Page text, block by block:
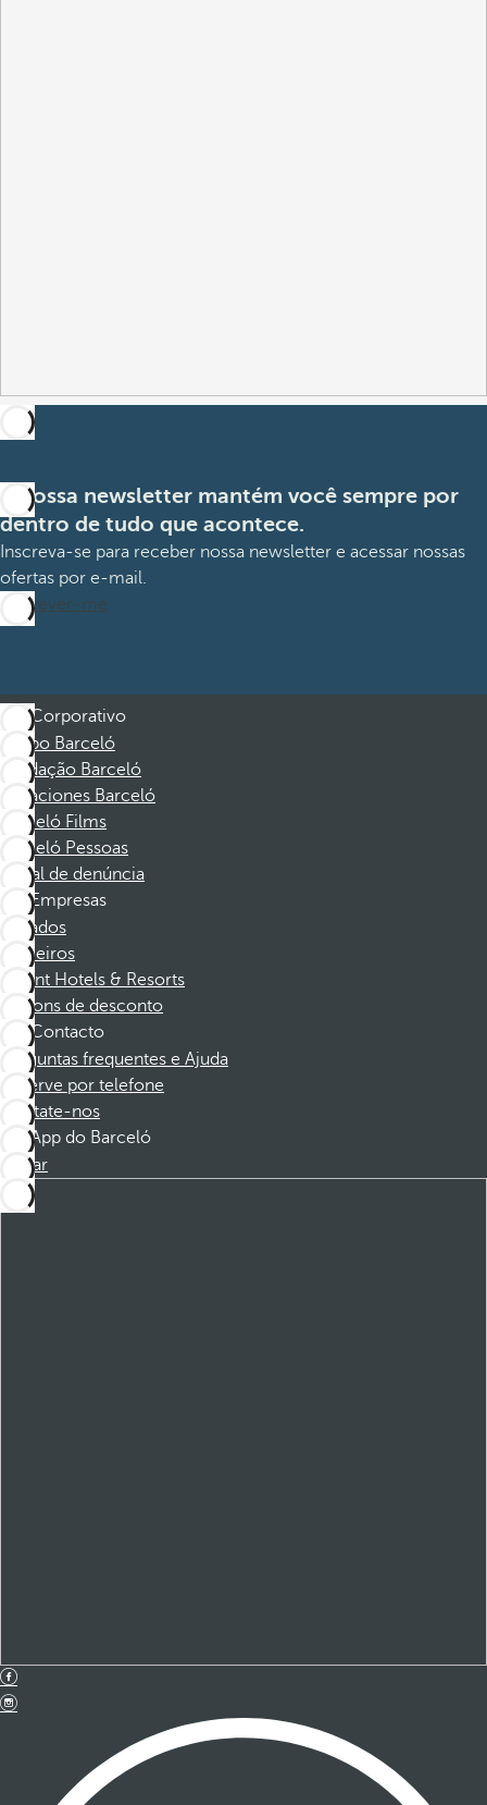
A nossa newsletter mantém você sempre por
dentro de tudo que acontece.
Inscreva-se para receber nossa newsletter e acessar nossas
ofertas por e-mail.
Inscrever-me
Corporativo
Grupo Barceló
Fundação Barceló
Vacaciones Barceló
Barceló Films
Barceló Pessoas
Canal de denúncia
Empresas
Afiliados
Parceiros
Dorint Hotels & Resorts
Cupons de desconto
Contacto
Perguntas frequentes e Ajuda
Reserve por telefone
Contate-nos
App do Barceló
Baixar